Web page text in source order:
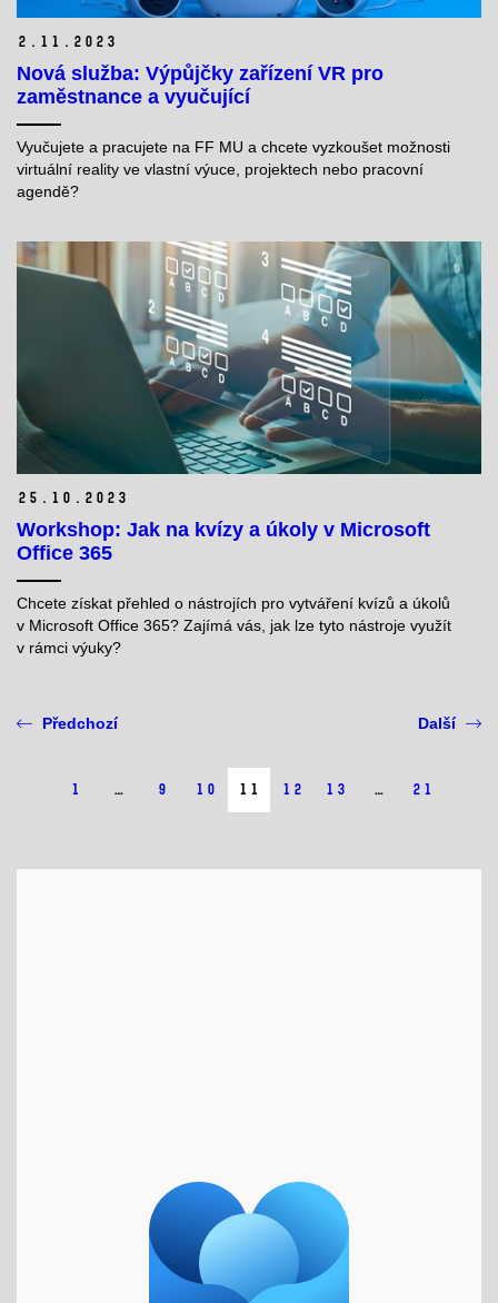
2. 11. 2023
Nová služba: Výpůjčky zařízení VR pro
zaměstnance a vyučující
Vyučujete a pracujete na FF MU a chcete vyzkoušet možnosti
virtuální reality ve vlastní výuce, projektech nebo pracovní
agendě?
25. 10. 2023
Workshop: Jak na kvízy a úkoly v Microsoft
Office 365
Chcete získat přehled o nástrojích pro vytváření kvízů a úkolů
v Microsoft Office 365? Zajímá vás, jak lze tyto nástroje využít
v rámci výuky?
Předchozí
1 … 9 10 11 12 13 … 21
Další